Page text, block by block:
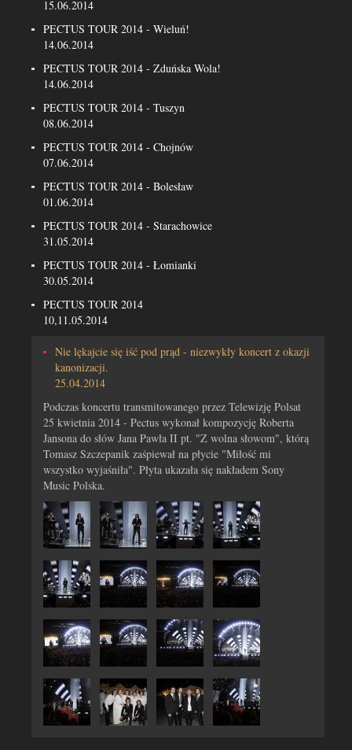
15.06.2014
PECTUS TOUR 2014 - Wieluń!
14.06.2014
PECTUS TOUR 2014 - Zduńska Wola!
14.06.2014
PECTUS TOUR 2014 - Tuszyn
08.06.2014
PECTUS TOUR 2014 - Chojnów
07.06.2014
PECTUS TOUR 2014 - Bolesław
01.06.2014
PECTUS TOUR 2014 - Starachowice
31.05.2014
PECTUS TOUR 2014 - Łomianki
30.05.2014
PECTUS TOUR 2014
10,11.05.2014
Nie lękajcie się iść pod prąd - niezwykły koncert z okazji
kanonizacji.
25.04.2014
Podczas koncertu transmitowanego przez Telewizję Polsat
25 kwietnia 2014 - Pectus wykonał kompozycję Roberta
Jansona do słów Jana Pawła II pt. "Z wolna słowom", którą
Tomasz Szczepanik zaśpiewał na płycie "Miłość mi
wszystko wyjaśniła". Płyta ukazała się nakładem Sony
Music Polska.